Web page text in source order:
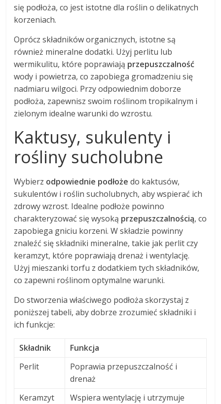
się podłoża, co jest istotne dla roślin o delikatnych
korzeniach.
Oprócz składników organicznych, istotne są
również mineralne dodatki. Użyj perlitu lub
wermikulitu, które poprawiają przepuszczalność
wody i powietrza, co zapobiega gromadzeniu się
nadmiaru wilgoci. Przy odpowiednim doborze
podłoża, zapewnisz swoim roślinom tropikalnym i
zielonym idealne warunki do wzrostu.
Kaktusy, sukulenty i
rośliny sucholubne
Wybierz odpowiednie podłoże do kaktusów,
sukulentów i roślin sucholubnych, aby wspierać ich
zdrowy wzrost. Idealne podłoże powinno
charakteryzować się wysoką przepuszczalnością, co
zapobiega gniciu korzeni. W składzie powinny
znaleźć się składniki mineralne, takie jak perlit czy
keramzyt, które poprawiają drenaż i wentylację.
Użyj mieszanki torfu z dodatkiem tych składników,
co zapewni roślinom optymalne warunki.
Do stworzenia właściwego podłoża skorzystaj z
poniższej tabeli, aby dobrze zrozumieć składniki i
ich funkcje:
Składnik
Funkcja
Perlit
Poprawia przepuszczalność i
drenaż
Keramzyt
Wspiera wentylację i utrzymuje